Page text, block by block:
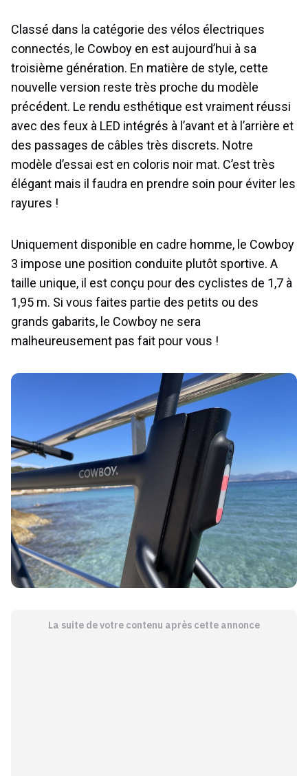
Classé dans la catégorie des vélos électriques
connectés, le Cowboy en est aujourd’hui à sa
troisième génération. En matière de style, cette
nouvelle version reste très proche du modèle
précédent. Le rendu esthétique est vraiment réussi
avec des feux à LED intégrés à l’avant et à l’arrière et
des passages de câbles très discrets. Notre
modèle d’essai est en coloris noir mat. C’est très
élégant mais il faudra en prendre soin pour éviter les
rayures !
Uniquement disponible en cadre homme, le Cowboy
3 impose une position conduite plutôt sportive. A
taille unique, il est conçu pour des cyclistes de 1,7 à
1,95 m. Si vous faites partie des petits ou des
grands gabarits, le Cowboy ne sera
malheureusement pas fait pour vous !
La suite de votre contenu après cette annonce